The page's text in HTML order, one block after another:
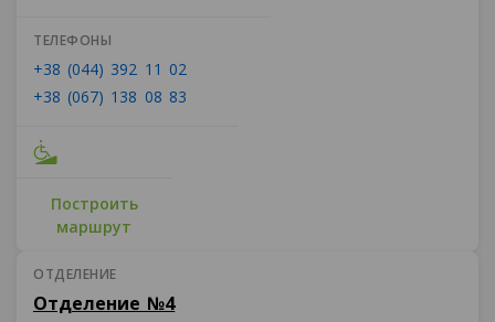
ТЕЛЕФОНЫ
+38 (044) 392 11 02
+38 (067) 138 08 83
Построить
маршрут
ОТДЕЛЕНИЕ
Отделение №4